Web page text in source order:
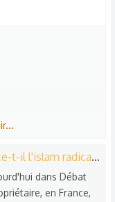
..
t-il l'islam radical ?
dans Débat
en France,